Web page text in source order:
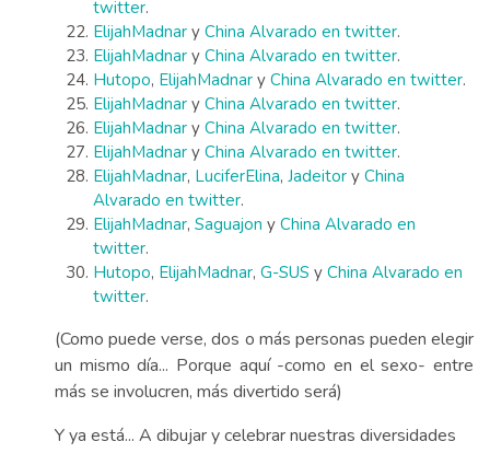
twitter.
ElijahMadnar y China Alvarado en twitter.
ElijahMadnar y China Alvarado en twitter.
Hutopo, ElijahMadnar y China Alvarado en twitter.
ElijahMadnar y China Alvarado en twitter.
ElijahMadnar y China Alvarado en twitter.
ElijahMadnar y China Alvarado en twitter.
ElijahMadnar, LuciferElina, Jadeitor y China
Alvarado en twitter.
ElijahMadnar, Saguajon y China Alvarado en
twitter.
Hutopo, ElijahMadnar, G-SUS y China Alvarado en
twitter.
(Como puede verse, dos o más personas pueden elegir
un mismo día... Porque aquí -como en el sexo- entre
más se involucren, más divertido será)
Y ya está... A dibujar y celebrar nuestras diversidades